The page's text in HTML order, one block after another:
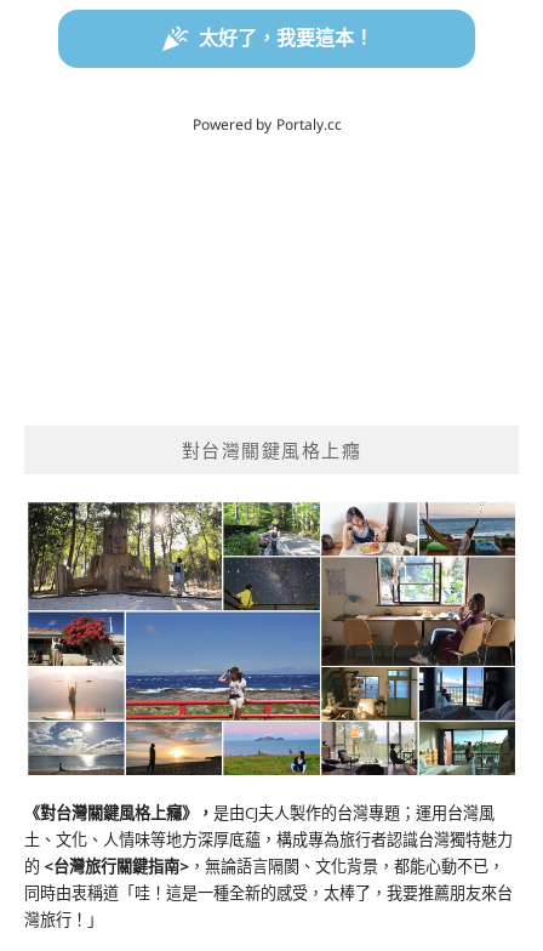
對台灣關鍵風格上癮
《對台灣關鍵風格上癮》 ， 是由CJ夫人製作的台灣專題；運用台灣風
土、文化、人情味等地方深厚底蘊，構成專為旅行者認識台灣獨特魅力
的 <台灣旅行關鍵指南> ，無論語言隔閡、文化背景，都能心動不已，
同時由衷稱道「哇！這是一種全新的感受，太棒了，我要推薦朋友來台
灣旅行！」